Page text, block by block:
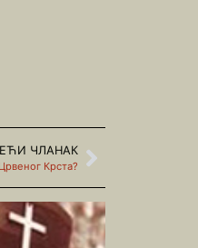
ЧЛАНАК
Крста?